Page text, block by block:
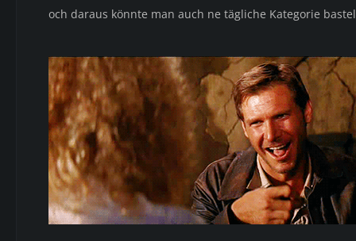
och daraus könnte man auch ne tägliche Kategorie